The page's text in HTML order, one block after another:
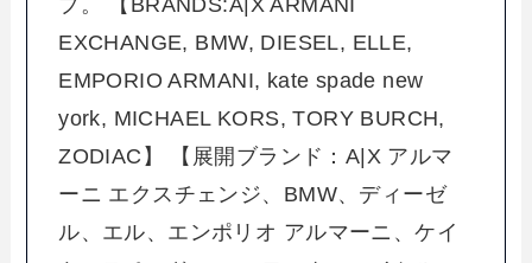
EXCHANGE, BMW, DIESEL, ELLE,
EMPORIO ARMANI, kate spade new
york, MICHAEL KORS, TORY BURCH,
ZODIAC】 【展開ブランド：A|X アルマ
ーニ エクスチェンジ、BMW、ディーゼ
ル、エル、エンポリオ アルマーニ、ケイ